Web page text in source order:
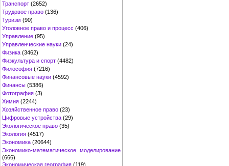
Транспорт (2652)
Трудовое право (136)
Туризм (90)
Уголовное право и процесс (406)
Управление (95)
Управленческие науки (24)
Физика (3462)
Физкультура и спорт (4482)
Философия (7216)
Финансовые науки (4592)
Финансы (5386)
Фотография (3)
Химия (2244)
Хозяйственное право (23)
Цифровые устройства (29)
Экологическое право (35)
Экология (4517)
Экономика (20644)
Экономико-математическое моделирование
(666)
Экономическая география (119)